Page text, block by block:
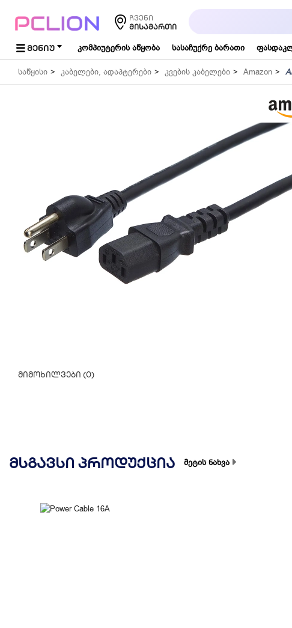
ჩვენი
ᲛᲘᲡᲐᲛᲐᲠᲗᲘ
ᲛᲔᲜᲘᲣ კომპიუტერის აწყობა სასაჩუქრე ბარათი
საწყისი კაბელები, ადაპტერები კვების კაბელები Amazon
მიმოხილვები (0)
ᲛᲡᲒᲐᲕᲡᲘ ᲞᲠᲝᲓᲣᲥᲪᲘᲐ მეტის ნახვა